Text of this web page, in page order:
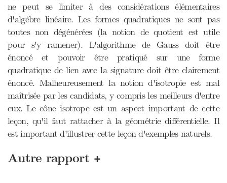
ne peut se limiter à des considérations élémentaires
d'algèbre linéaire. Les formes quadratiques ne sont pas
toutes non dégénérées (la notion de quotient est utile
pour s'y ramener). L'algorithme de Gauss doit être
énoncé et pouvoir être pratiqué sur une forme
quadratique de lien avec la signature doit être clairement
énoncé. Malheureusement la notion d'isotropie est mal
maîtrisée par les candidats, y compris les meilleurs d'entre
eux. Le cône isotrope est un aspect important de cette
leçon, qu'il faut rattacher à la géométrie différentielle. Il
est important d'illustrer cette leçon d'exemples naturels.
Autre rapport +